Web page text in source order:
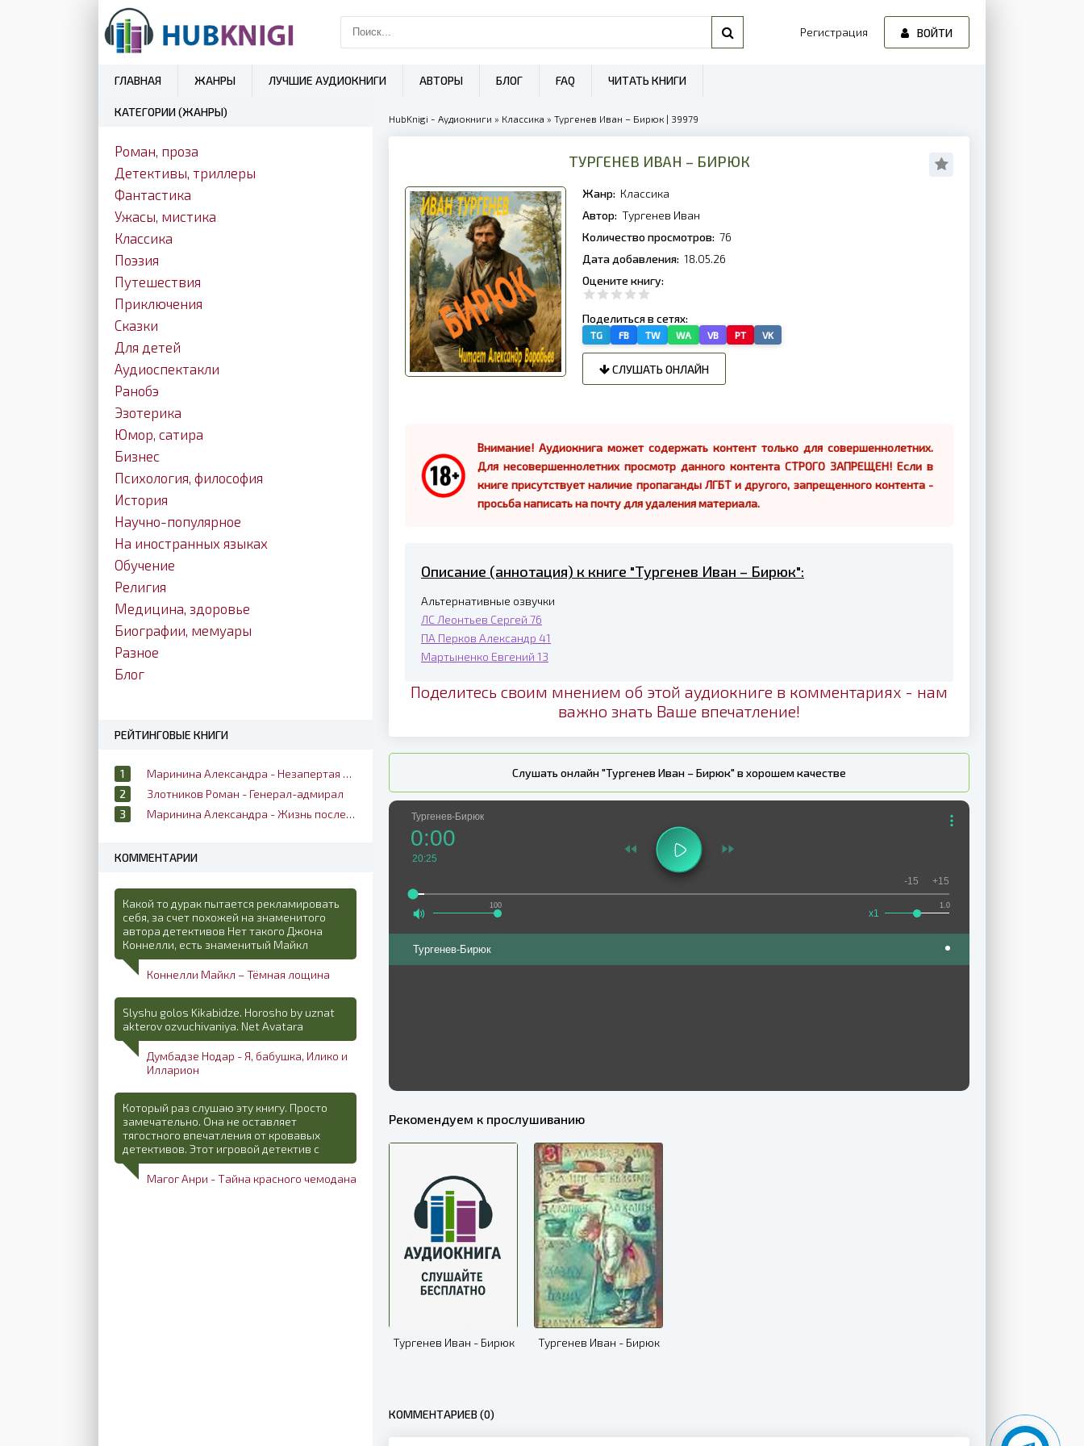
Регистрация ВОЙТИ
ГЛАВНАЯ ЖАНРЫ ЛУЧШИЕ АУДИОКНИГИ АВТОРЫ БЛОГ FAQ ЧИТАТЬ КНИГИ
HubKnigi - Аудиокниги » Классика » Тургенев Иван – Бирюк | 39979
ТУРГЕНЕВ ИВАН – БИРЮК
Жанр: Классика
Автор: Тургенев Иван
Количество просмотров: 76
Дата добавления: 18.05.26
Оцените книгу:
Поделиться в сетях:
TG FB TW WA VB PT VK
СЛУШАТЬ ОНЛАЙН
Внимание! Аудиокнига может содержать контент только для совершеннолетних.
Для несовершеннолетних просмотр данного контента СТРОГО ЗАПРЕЩЕН! Если в
книге присутствует наличие пропаганды ЛГБТ и другого, запрещенного контента -
просьба написать на почту для удаления материала.
Описание (аннотация) к книге "Тургенев Иван – Бирюк":
Альтернативные озвучки
ЛС Леонтьев Сергей 76
ПА Перков Александр 41
Мартыненко Евгений 13
Поделитесь своим мнением об этой аудиокниге в комментариях - нам
важно знать Ваше впечатление!
Слушать онлайн "Тургенев Иван – Бирюк" в хорошем качестве
Тургенев-Бирюк
100
0:00
20:25
1.0
x1
-15 +15
Тургенев-Бирюк
Рекомендуем к прослушиванию
Тургенев Иван - Бирюк Тургенев Иван - Бирюк
КОММЕНТАРИЕВ (0)
КАТЕГОРИИ (ЖАНРЫ)
Роман, проза
Детективы, триллеры
Фантастика
Ужасы, мистика
Классика
Поэзия
Путешествия
Приключения
Сказки
Для детей
Аудиоспектакли
Ранобэ
Эзотерика
Юмор, сатира
Бизнес
Психология, философия
История
Научно-популярное
На иностранных языках
Обучение
Религия
Медицина, здоровье
Биографии, мемуары
Разное
Блог
РЕЙТИНГОВЫЕ КНИГИ
Маринина Александра - Незапертая дверь
Злотников Роман - Генерал-адмирал
Маринина Александра - Жизнь после жизни
КОММЕНТАРИИ
Какой то дурак пытается рекламировать
себя, за счет похожей на знаменитого
автора детективов Нет такого Джона
Коннелли, есть знаменитый Майкл
Коннелли Майкл – Тёмная лощина
Slyshu golos Kikabidze. Horosho by uznat
akterov ozvuchivaniya. Net Avatara
Думбадзе Нодар - Я, бабушка, Илико и
Илларион
Который раз слушаю эту книгу. Просто
замечательно. Она не оставляет
тягостного впечатления от кровавых
детективов. Этот игровой детектив с
Магог Анри - Тайна красного чемодана